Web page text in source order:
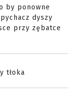
by ponowne
dyszy
przy zębatce
tłoka